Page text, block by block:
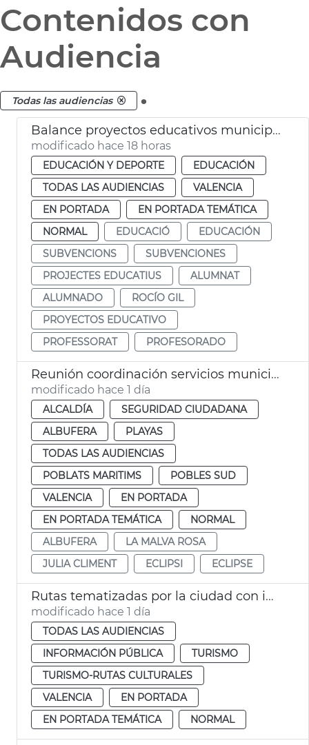
Contenidos con
Audiencia
Todas las audiencias .
Balance proyectos educativos municipales València
modificado hace 18 horas
EDUCACIÓN Y DEPORTE
EDUCACIÓN
TODAS LAS AUDIENCIAS
VALENCIA
EN PORTADA
EN PORTADA TEMÁTICA
NORMAL
EDUCACIÓ
EDUCACIÓN
SUBVENCIONS
SUBVENCIONES
PROJECTES EDUCATIUS
ALUMNAT
ALUMNADO
ROCÍO GIL
PROYECTOS EDUCATIVO
PROFESSORAT
PROFESORADO
Reunión coordinación servicios municipales eclipse València
modificado hace 1 día
ALCALDÍA
SEGURIDAD CIUDADANA
ALBUFERA
PLAYAS
TODAS LAS AUDIENCIAS
POBLATS MARITIMS
POBLES SUD
VALENCIA
EN PORTADA
EN PORTADA TEMÁTICA
NORMAL
ALBUFERA
LA MALVA ROSA
JULIA CLIMENT
ECLIPSI ECLIPSE
Rutas tematizadas por la ciudad con intérprete de lengua de signos
modificado hace 1 día
TODAS LAS AUDIENCIAS
INFORMACIÓN PÚBLICA
TURISMO
TURISMO-RUTAS CULTURALES
VALENCIA
EN PORTADA
EN PORTADA TEMÁTICA
NORMAL